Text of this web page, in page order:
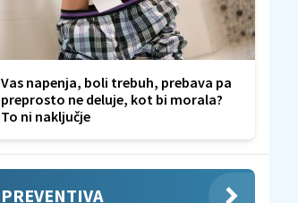
Vas napenja, boli trebuh, prebava pa
preprosto ne deluje, kot bi morala?
To ni naključje
PREVENTIVA